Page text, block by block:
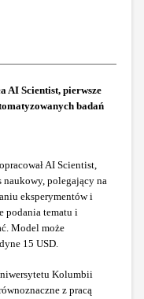
AI Scientist, pierwsze
badań
AI Scientist,
naukowy, polegający na
eksperymentów i
podania tematu i
Model może
15 USD.
Kolumbii
z pracą